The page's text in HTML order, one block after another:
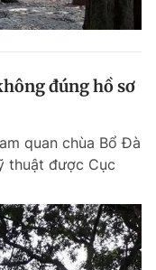
đúng hồ sơ
quan chùa Bổ Đà
thuật được Cục